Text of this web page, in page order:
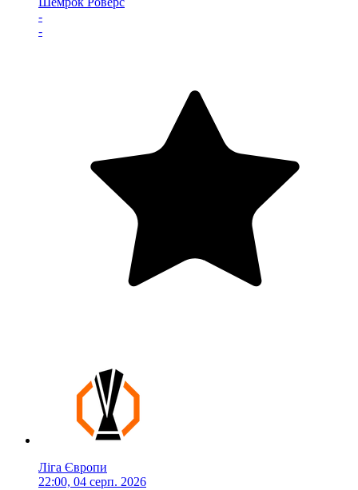
-
-
Ліга Європи
22:00, 04 серп. 2026